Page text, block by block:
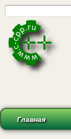
Главная